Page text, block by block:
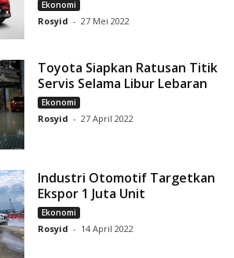
Ekonomi
Rosyid - 27 Mei 2022
Toyota Siapkan Ratusan Titik
Servis Selama Libur Lebaran
Ekonomi
Rosyid - 27 April 2022
Industri Otomotif Targetkan
Ekspor 1 Juta Unit
Ekonomi
Rosyid - 14 April 2022